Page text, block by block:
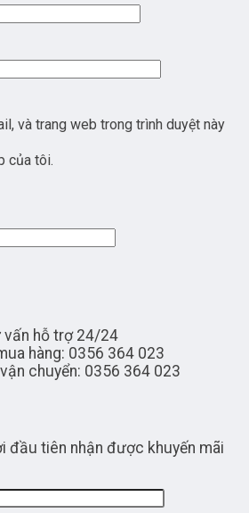
và trang web trong trình duyệt này
của tôi.
vấn hỗ trợ 24/24
hàng: 0356 364 023
chuyển: 0356 364 023
đầu tiên nhận được khuyến mãi